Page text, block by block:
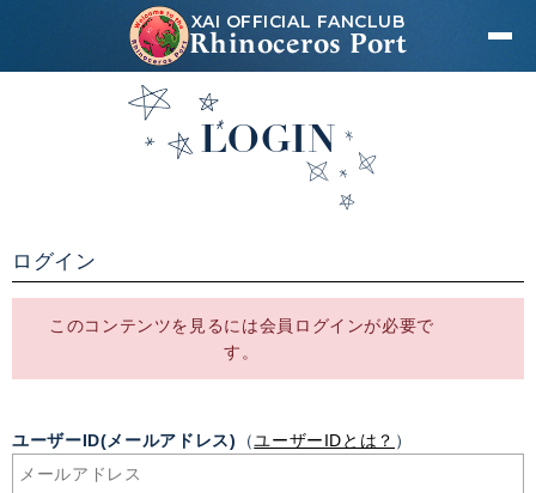
XAI OFFICIAL FANCLUB
Rhinoceros Port
LOGIN
ログイン
このコンテンツを見るには会員ログインが必要で
す。
ユーザーID(メールアドレス) （ユーザーIDとは？ ）